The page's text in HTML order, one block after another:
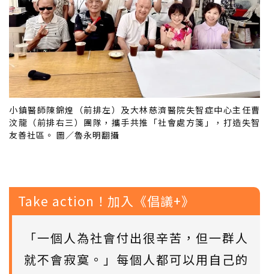
小鎮醫師陳錦煌（前排左）及大林慈濟醫院失智症中心主任曹
汶龍（前排右三）團隊，攜手共推「社會處方箋」，打造失智
友善社區。 圖／魯永明翻攝
Take action！加入《倡議+》
「一個人為社會付出很辛苦，但一群人
就不會寂寞。」每個人都可以用自己的